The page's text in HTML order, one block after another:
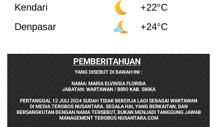
Kendari
+22°C
Denpasar
+24°C